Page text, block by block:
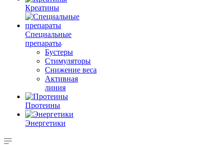
Креатины
Специальные
препараты
Бустеры
Стимуляторы
Снижение веса
Активная
линия
Протеины
Энергетики